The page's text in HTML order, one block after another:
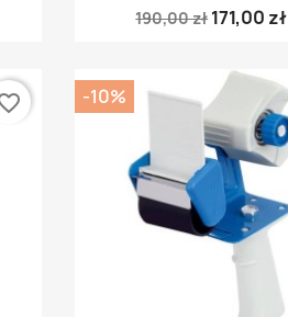
190,00 zł171,00 zł
-10%